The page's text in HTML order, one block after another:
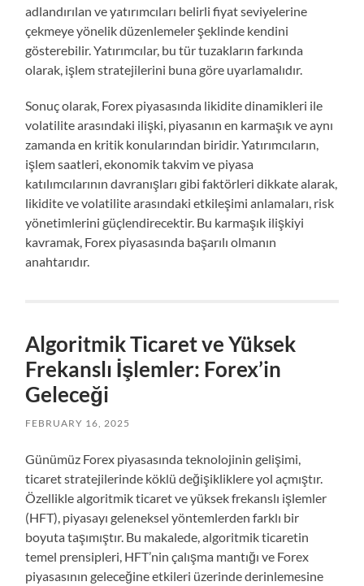
adlandırılan ve yatırımcıları belirli fiyat seviyelerine
çekmeye yönelik düzenlemeler şeklinde kendini
gösterebilir. Yatırımcılar, bu tür tuzakların farkında
olarak, işlem stratejilerini buna göre uyarlamalıdır.
Sonuç olarak, Forex piyasasında likidite dinamikleri ile
volatilite arasındaki ilişki, piyasanın en karmaşık ve aynı
zamanda en kritik konularından biridir. Yatırımcıların,
işlem saatleri, ekonomik takvim ve piyasa
katılımcılarının davranışları gibi faktörleri dikkate alarak,
likidite ve volatilite arasındaki etkileşimi anlamaları, risk
yönetimlerini güçlendirecektir. Bu karmaşık ilişkiyi
kavramak, Forex piyasasında başarılı olmanın
anahtarıdır.
Algoritmik Ticaret ve Yüksek
Frekanslı İşlemler: Forex’in
Geleceği
FEBRUARY 16, 2025
Günümüz Forex piyasasında teknolojinin gelişimi,
ticaret stratejilerinde köklü değişikliklere yol açmıştır.
Özellikle algoritmik ticaret ve yüksek frekanslı işlemler
(HFT), piyasayı geleneksel yöntemlerden farklı bir
boyuta taşımıştır. Bu makalede, algoritmik ticaretin
temel prensipleri, HFT’nin çalışma mantığı ve Forex
piyasasının geleceğine etkileri üzerinde derinlemesine